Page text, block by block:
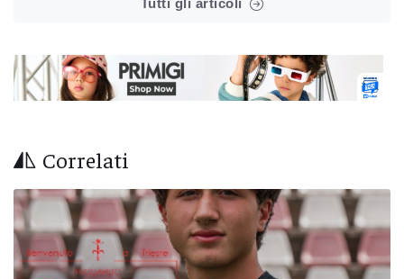
Tutti gli articoli
Correlati